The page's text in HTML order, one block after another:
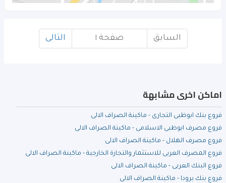
السابق صفحة ١ التالى
اماكن اخرى مشابهة
فروع بنك ابوظبى التجارى - ماكينة الصراف الالى
فروع مصرف ابوظبى الاسلامى - ماكينة الصراف الالى
فروع مصرف الهلال - ماكينة الصراف الالى
فروع المصرف العربى للاستثمار والتجارة الخارجية - ماكينة الصراف الالى
فروع البنك العربى - ماكينة الصراف الالى
فروع بنك برودا - ماكينة الصراف الالى